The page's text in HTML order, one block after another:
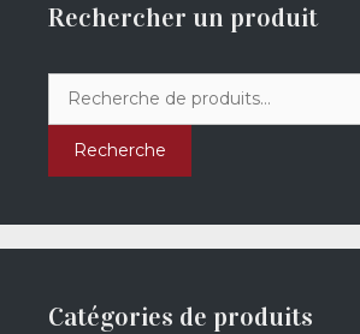
Rechercher un produit
pour :
Recherche
Catégories de produits